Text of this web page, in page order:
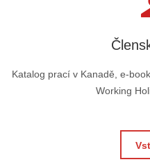
Katalog prací v Kanadě, e-
Working